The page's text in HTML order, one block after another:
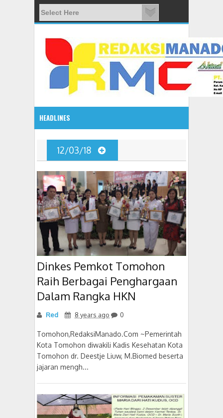
HEADLINES
08:03 AM
ADVETORIAL JONRU GANTIKAN MONO PIMPIN DPRD
12/03/18
Dinkes Pemkot Tomohon
Raih Berbagai Penghargaan
Dalam Rangka HKN
Red 8 years ago 0
Tomohon,RedaksiManado.Com ~Pemerintah
Kota Tomohon diwakili Kadis Kesehatan Kota
Tomohon dr. Deestje Liuw, M.Biomed beserta
jajaran mengh...